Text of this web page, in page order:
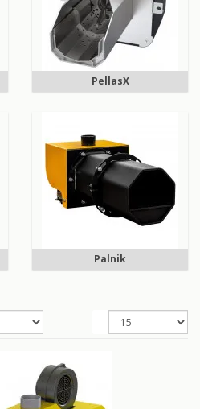
PellasX
Palnik